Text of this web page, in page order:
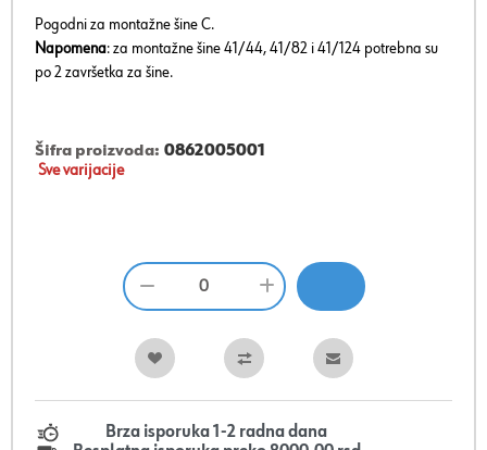
Pogodni za montažne šine C.
Napomena: za montažne šine 41/44, 41/82 i 41/124 potrebna su
po 2 završetka za šine.
Šifra proizvoda: 0862005001
Sve varijacije
Brza isporuka 1-2 radna dana